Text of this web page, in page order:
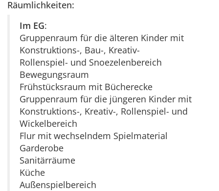
Räumlichkeiten:
Im EG:
Gruppenraum für die älteren Kinder mit
Konstruktions-, Bau-, Kreativ-
Rollenspiel- und Snoezelenbereich
Bewegungsraum
Frühstücksraum mit Bücherecke
Gruppenraum für die jüngeren Kinder mit
Konstruktions-, Kreativ-, Rollenspiel- und
Wickelbereich
Flur mit wechselndem Spielmaterial
Garderobe
Sanitärräume
Küche
Außenspielbereich